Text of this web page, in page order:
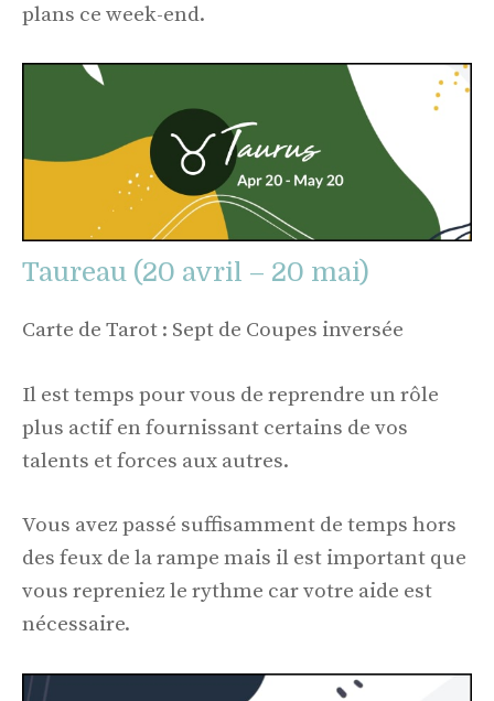
plans ce week-end.
Taureau (20 avril – 20 mai)
Carte de Tarot : Sept de Coupes inversée
Il est temps pour vous de reprendre un rôle
plus actif en fournissant certains de vos
talents et forces aux autres.
Vous avez passé suffisamment de temps hors
des feux de la rampe mais il est important que
vous repreniez le rythme car votre aide est
nécessaire.